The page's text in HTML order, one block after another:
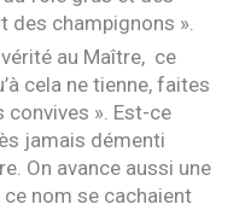
des champignons ».
au Maître, ce
cela ne tienne, faites
convives ». Est-ce
jamais démenti
On avance aussi une
nom se cachaient